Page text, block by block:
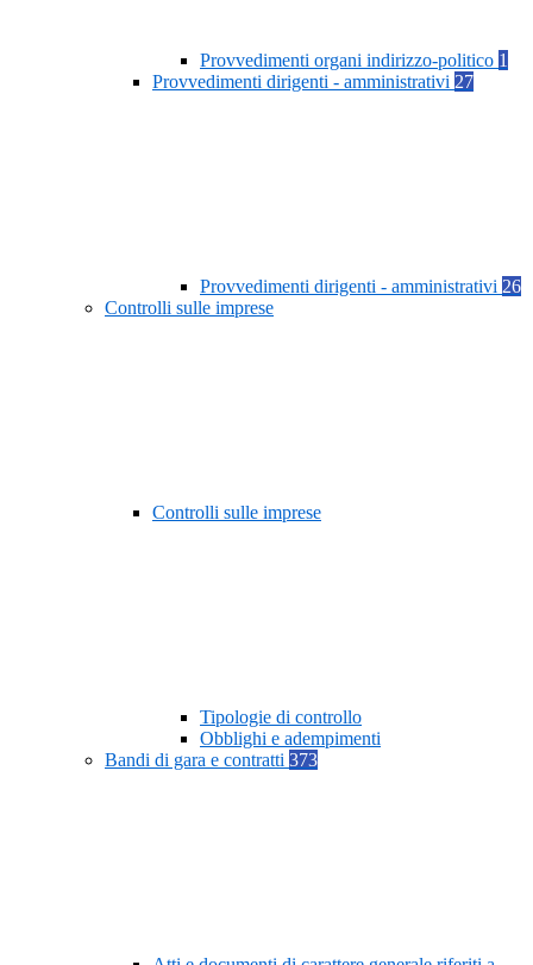
Provvedimenti organi indirizzo-politico 1
Provvedimenti dirigenti - amministrativi 27
Provvedimenti dirigenti - amministrativi 26
Controlli sulle imprese
Controlli sulle imprese
Tipologie di controllo
Obblighi e adempimenti
Bandi di gara e contratti 373